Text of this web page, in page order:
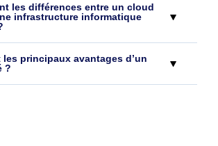
les différences entre un cloud
infrastructure informatique
principaux avantages d’un
?